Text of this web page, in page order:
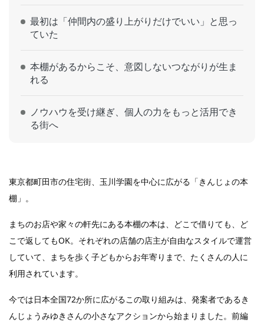
最初は「仲間内の盛り上がりだけでいい」と思っ
ていた
本棚があるからこそ、意図しないつながりが生ま
れる
ノウハウを受け継ぎ、個人の力をもっと活用でき
る街へ
東京都町田市の住宅街、玉川学園を中心に広がる「きんじょの本
棚」。
まちのお店や家々の軒先にある本棚の本は、どこで借りても、ど
こで返してもOK。それぞれの店舗の店主が自由なスタイルで運営
していて、まちを歩く子どもからお年寄りまで、たくさんの人に
利用されています。
今では日本全国72か所に広がるこの取り組みは、発案者であるき
んじょうみゆきさんの小さなアクションから始まりました。前編